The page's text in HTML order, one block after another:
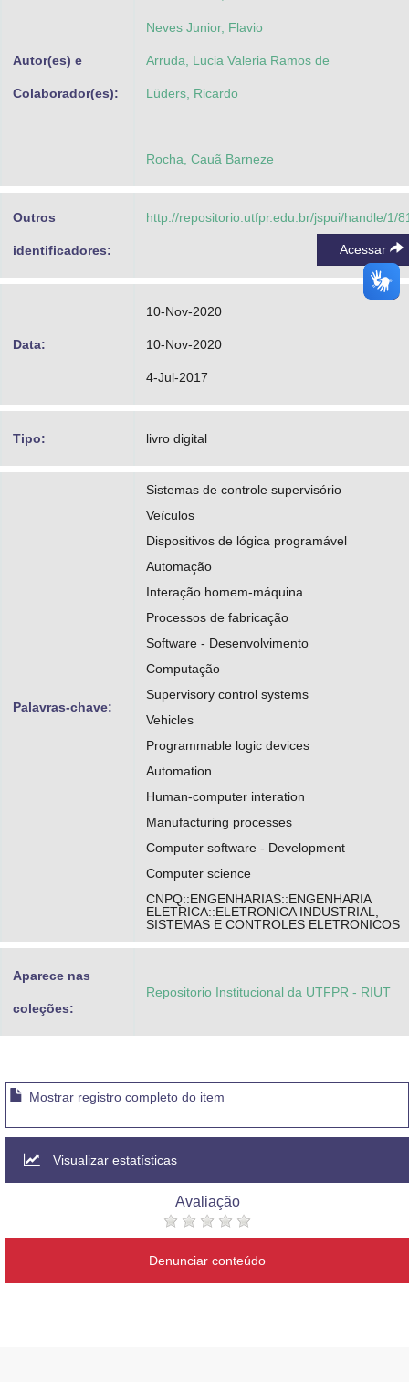
Autor(es) e
Colaborador(es):
Neves Junior, Flavio
Arruda, Lucia Valeria Ramos de
Lüders, Ricardo
Rocha, Cauã Barneze
Outros
identificadores:
http://repositorio.utfpr.edu.br/jspui/handle/1/
Acessar
Data:
10-Nov-2020
10-Nov-2020
4-Jul-2017
Tipo: livro digital
Palavras-chave:
Sistemas de controle supervisório
Veículos
Dispositivos de lógica programável
Automação
Interação homem-máquina
Processos de fabricação
Software - Desenvolvimento
Computação
Supervisory control systems
Vehicles
Programmable logic devices
Automation
Human-computer interation
Manufacturing processes
Computer software - Development
Computer science
CNPQ::ENGENHARIAS::ENGENHARIA
ELETRICA::ELETRONICA INDUSTRIAL,
SISTEMAS E CONTROLES ELETRONICOS
Aparece nas
coleções:
Repositorio Institucional da UTFPR - RIUT
Mostrar registro completo do item
Visualizar estatísticas
Avaliação
Denunciar conteúdo